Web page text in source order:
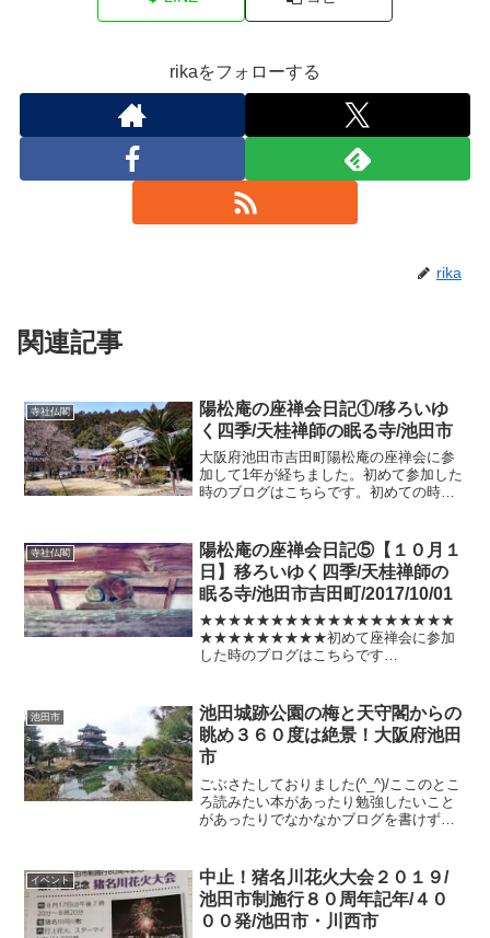
rikaをフォローする
rika
関連記事
寺社仏閣
陽松庵の座禅会日記①/移ろいゆ
く四季/天桂禅師の眠る寺/池田市
大阪府池田市吉田町陽松庵の座禅会に参
加して1年が経ちました。初めて参加した
時のブログはこちらです。初めての時は1
て行ってよかったなと思います。何があ
っても全て受け入れる...
寺社仏閣
陽松庵の座禅会日記⑤【１０月１
日】移ろいゆく四季/天桂禅師の
眠る寺/池田市吉田町/2017/10/01
★★★★★★★★★★★★★★★★★★
★★★★★★★★★初めて座禅会に参加
した時のブログはこちらです
１０月編です(^^)/池田市吉田町にある古
刹でどなたでもご参加できます...
池田市
池田城跡公園の梅と天守閣からの
眺め３６０度は絶景！大阪府池田
市
ごぶさたしておりました(^_^)/ここのとこ
ろ読みたい本があったり勉強したいこと
があったりでなかなかブログを書けずに
の座禅会に参加その時に撮った陽松庵の
梅がこちら↓さ...
イベント
中止！猪名川花火大会２０１９/
池田市制施行８０周年記年/４０
００発/池田市・川西市